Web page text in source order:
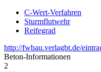
C-Wert-Verfahren
Sturmflutwehr
Reifegrad
http://fwbau.verlagbt.de/
Beton‑Informationen
2